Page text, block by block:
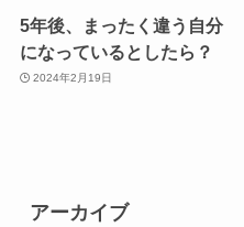
5年後、まったく違う自分
になっているとしたら？
2024年2月19日
アーカイブ